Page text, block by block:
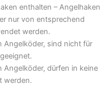
enthalten – Angelhaken
nur von entsprechend
werden.
Angelköder, sind nicht für
Angelköder, dürfen in keine
werden.